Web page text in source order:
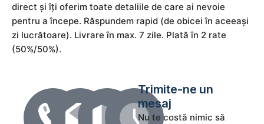
direct și îți oferim toate detaliile de care ai nevoie
pentru a începe. Răspundem rapid (de obicei în aceeași
zi lucrătoare). Livrare în max. 7 zile. Plată în 2 rate
(50%/50%).
Trimite-ne un
mesaj
Nu te costă nimic să